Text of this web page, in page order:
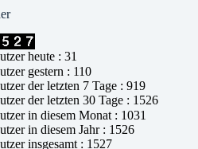
heute : 31
gestern : 110
der letzten 7 Tage : 919
der letzten 30 Tage : 1526
in diesem Monat : 1031
in diesem Jahr : 1526
insgesamt : 1527